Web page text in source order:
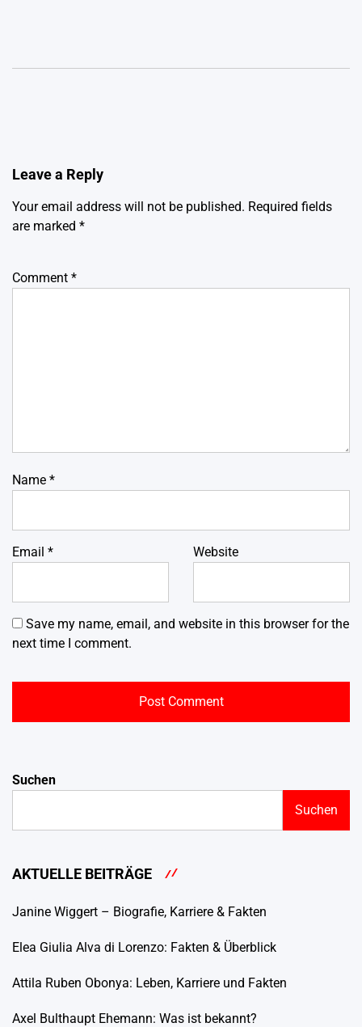
Leave a Reply
Your email address will not be published. Required fields
are marked *
Comment *
Name *
Email * Website
Save my name, email, and website in this browser for the
next time I comment.
Suchen
Suchen
AKTUELLE BEITRÄGE
Janine Wiggert – Biografie, Karriere & Fakten
Elea Giulia Alva di Lorenzo: Fakten & Überblick
Attila Ruben Obonya: Leben, Karriere und Fakten
Axel Bulthaupt Ehemann: Was ist bekannt?